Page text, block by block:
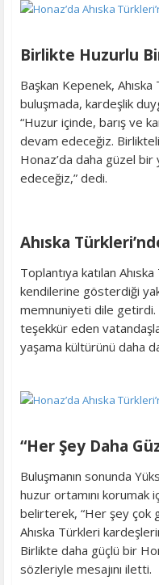
Birlikte Huzurlu
Başkan Kepenek,
buluşmada, kardeşlik
“Huzur içinde, barış ve
devam edeceğiz.
Honaz’da daha güzel bir
edeceğiz,” dedi.
Ahıska
Toplantıya katılan
kendilerine gösterdiği
memnuniyeti dile getirdi.
teşekkür eden
yaşama kültürünü daha
“Her Şey Daha
Buluşmanın sonunda
huzur ortamını korumak
belirterek, “Her şey çok
Ahıska Türkleri
Birlikte daha güçlü bir
sözleriyle mesajını iletti.